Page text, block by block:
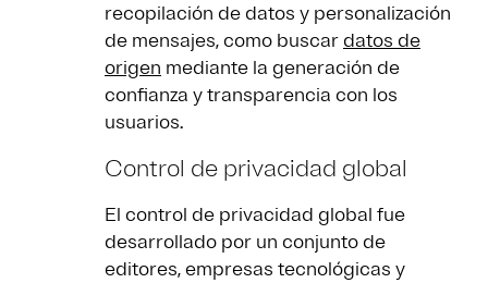
recopilación de datos y personalización
de mensajes, como buscar datos de
origen mediante la generación de
confianza y transparencia con los
usuarios.
Control de privacidad global
El control de privacidad global fue
desarrollado por un conjunto de
editores, empresas tecnológicas y